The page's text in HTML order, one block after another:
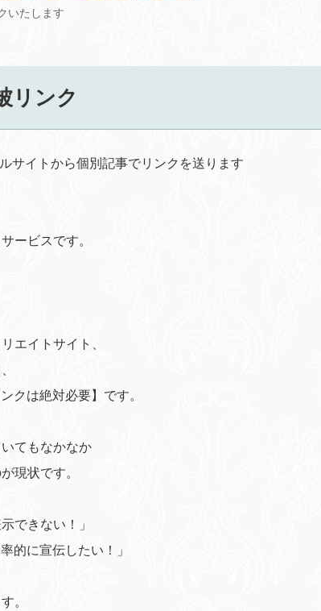
いたします
リンク
サイトから個別記事でリンクを送ります
ービスです。
エイトサイト、
クは絶対必要】です。
てもなかなか
現状です。
できない！」
的に宣伝したい！」
。